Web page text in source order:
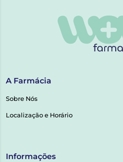
A Farmácia
Sobre Nós
Localização e Horário
Informações